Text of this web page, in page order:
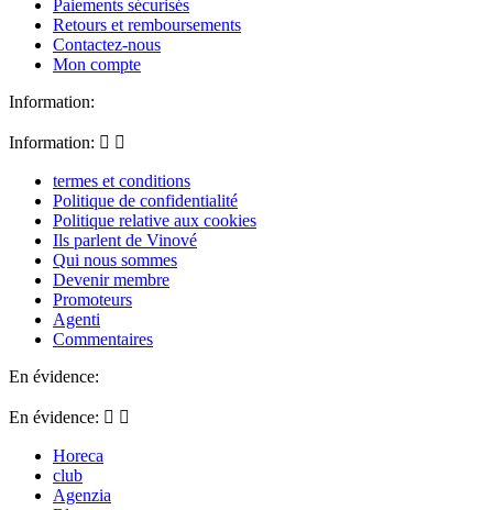
Paiements sécurisés
Retours et remboursements
Contactez-nous
Mon compte
Information:
Information:  
termes et conditions
Politique de confidentialité
Politique relative aux cookies
Ils parlent de Vinové
Qui nous sommes
Devenir membre
Promoteurs
Agenti
Commentaires
En évidence:
En évidence:  
Horeca
club
Agenzia